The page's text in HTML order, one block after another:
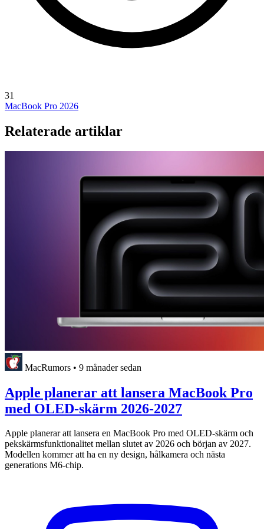
31
MacBook Pro 2026
Relaterade artiklar
MacRumors • 9 månader sedan
Apple planerar att lansera MacBook Pro
med OLED-skärm 2026-2027
Apple planerar att lansera en MacBook Pro med OLED-skärm och
pekskärmsfunktionalitet mellan slutet av 2026 och början av 2027.
Modellen kommer att ha en ny design, hålkamera och nästa
generations M6-chip.